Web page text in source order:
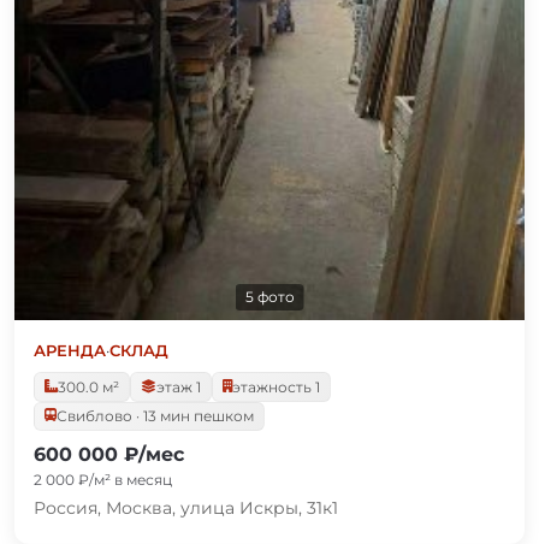
5 фото
АРЕНДА·СКЛАД
300.0 м²
этаж 1
этажность 1
Свиблово · 13 мин пешком
600 000 ₽/мес
2 000 ₽/м² в месяц
Россия, Москва, улица Искры, 31к1